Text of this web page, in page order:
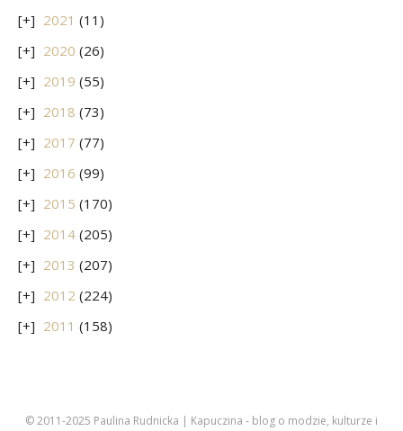
2021 (11)
2020 (26)
2019 (55)
2018 (73)
2017 (77)
2016 (99)
2015 (170)
2014 (205)
2013 (207)
2012 (224)
2011 (158)
© 2011-2025 Paulina Rudnicka | Kapuczina - blog o modzie, kulturze i